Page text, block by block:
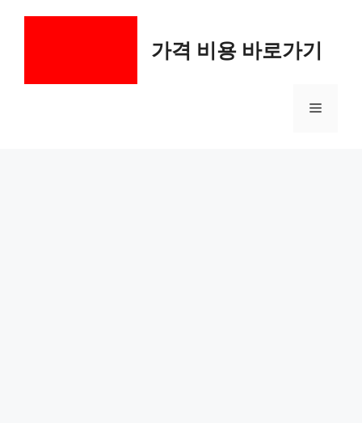
가격 비용 바로가기
메